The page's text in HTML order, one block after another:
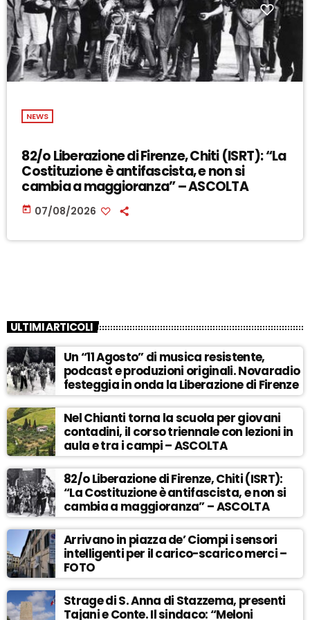
NEWS
82/o Liberazione di Firenze, Chiti (ISRT): “La
Costituzione è antifascista, e non si
cambia a maggioranza” – ASCOLTA
today 07/08/2026
ULTIMI ARTICOLI
Un “11 Agosto” di musica resistente,
podcast e produzioni originali. Novaradio
festeggia in onda la Liberazione di Firenze
Nel Chianti torna la scuola per giovani
contadini, il corso triennale con lezioni in
aula e tra i campi – ASCOLTA
82/o Liberazione di Firenze, Chiti (ISRT):
“La Costituzione è antifascista, e non si
cambia a maggioranza” – ASCOLTA
Arrivano in piazza de’ Ciompi i sensori
intelligenti per il carico-scarico merci –
FOTO
Strage di S. Anna di Stazzema, presenti
Tajani e Conte. Il sindaco: “Meloni